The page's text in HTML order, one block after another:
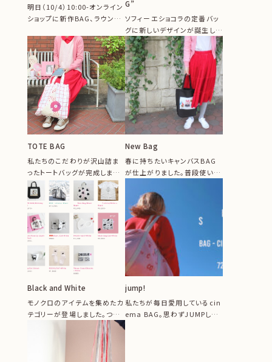
明日（10/4）10:00-オンライン
ショップに新作BAG、ラウンド
G”
ソフィーエショコラの定番バッ
グに新しいデザインが誕生しま
した♡オリジナルの斜めストラ
イプ生...
TOTE BAG
私たちのこだわりが沢山詰ま
ったトートバッグが完成しまし
た♡REDのチェック柄にバニー
ガール...
New Bag
春に持ちたいキャンバスBAG
が仕上がりました。普段使いに
シェバ...
Black and White
モノクロのアイテムを集めたカ
テゴリーが登場しました。つい
選んでしまう白黒アイテム。じ
jump!
私たちが毎日愛用しているcin
ema BAG。思わずJUMPした